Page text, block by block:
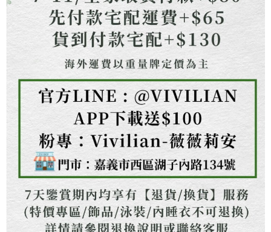
權轉讓予恩沛科技股份有限公司。
２．關於個人資料處理事宜，請瀏覽以下網址：
https://aftee.tw/terms/#terms3
３．未成年的使用者請事先徵得法定代理人或監護人之同意方可使用
「AFTEE先享後付」，若未經同意申辦者引起之損失，本公司不負相關責
４．使用「AFTEE先享後付」時，將依據個別帳號之用戶狀況，依本公司即
時審查核予不同之上限額度；若仍有額度不足之情形，本公司將視審查結果
請求用戶進行身份認證。
５．嚴禁一人註冊多個帳號或使用他人資訊註冊。若發現惡意使用之情形，
恩沛科技股份有限公司將有權停止該用戶之使用額度並採取法律行動。